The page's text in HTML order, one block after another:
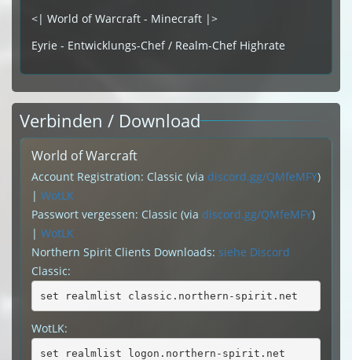
<| World of Warcraft - Minecraft |>
Eyrie - Entwicklungs-Chef / Realm-Chef Highrate
Verbinden / Download
World of Warcraft
Account Registration: Classic (via discord.gg/QMfeMFY)
| WotLK
Passwort vergessen: Classic (via discord.gg/QMfeMFY)
| WotLK
Northern Spirit Clients Downloads: siehe Discord
Classic:
set realmlist classic.northern-spirit.net
WotLK:
set realmlist logon.northern-spirit.net